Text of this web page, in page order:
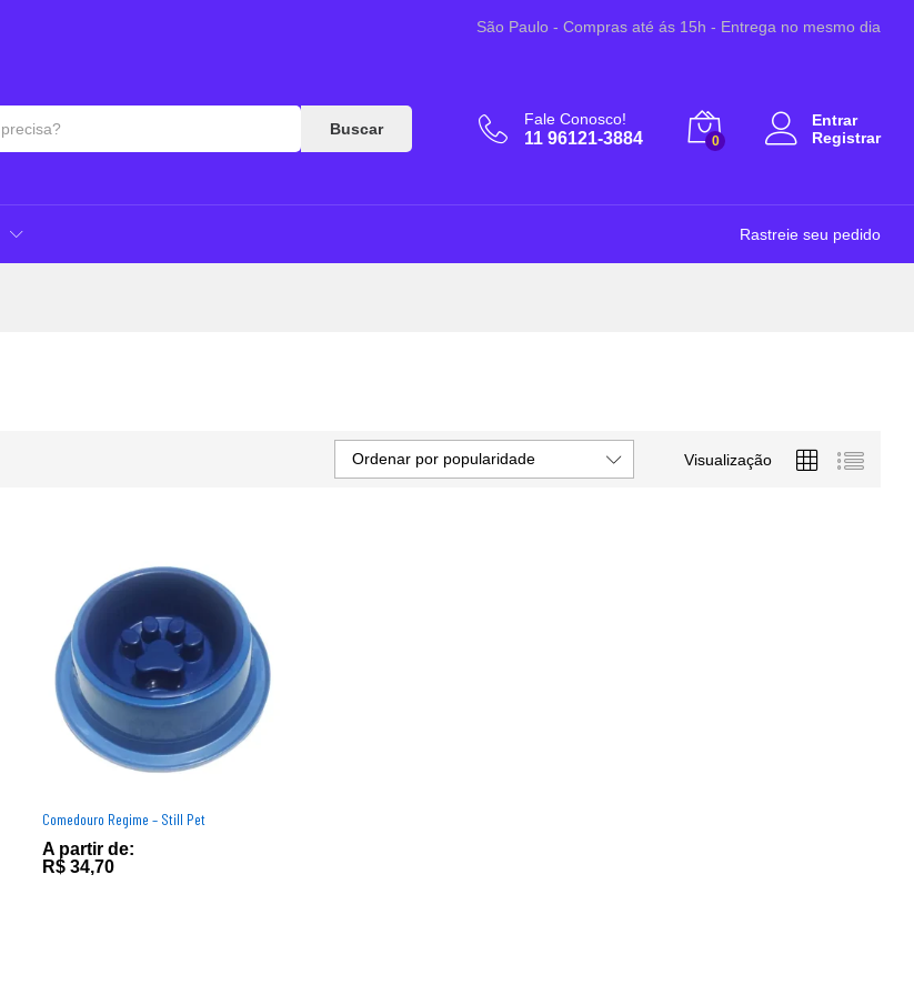
São Paulo - Compras até ás 15h - Entrega no mesmo dia
Buscar
Fale Conosco!
11 96121-3884 0
Entrar
Registrar
Rastreie seu pedido
Visualização
Ordenar por popularidade
Comedouro Regime – Still Pet
A partir de:
R$ 34,70
R$ 34,70